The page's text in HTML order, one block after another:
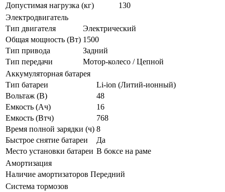
Допустимая нагрузка (кг)
130
Электродвигатель
Тип двигателя
Электрический
Общая мощность (Вт) 1500
Тип привода
Задний
Тип передачи
Мотор-колесо / Цепной
Аккумуляторная батарея
Тип батареи
Li-ion (Литий-ионный)
Вольтаж (В)
48
Емкость (Ач)
16
Емкость (Втч)
768
Время полной зарядки (ч) 8
Быстрое снятие батареи
Да
Место установки батареи В боксе на раме
Амортизация
Наличие амортизаторов Передний
Система тормозов